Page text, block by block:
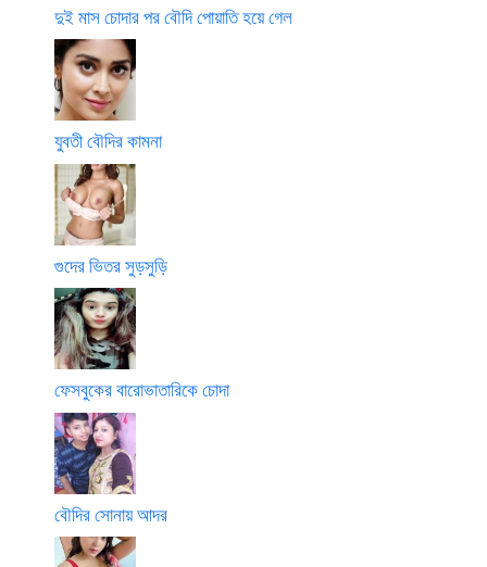
দুই মাস চোদার পর বৌদি পোয়াতি হয়ে গেল
যুবতী বৌদির কামনা
গুদের ভিতর সুড়সুড়ি
ফেসবুকের বারোভাতারিকে চোদা
বৌদির সোনায় আদর